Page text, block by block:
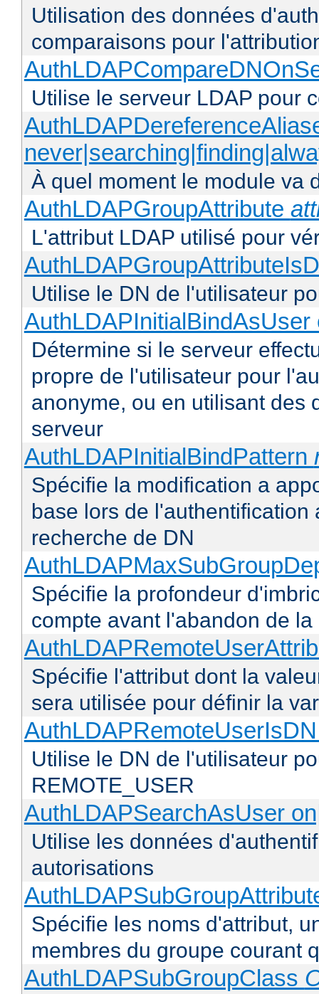
Utilisation des données
comparaisons pour
Utilise le serveur LDAP pour
À quel moment le module va
AuthLDAPGroupAttribute
L'attribut LDAP utilisé pour
Utilise le DN de l'utilisateur
AuthLDAPInitialBindAsUser
Détermine si le serveur
propre de l'utilisateur pour
anonyme, ou en utilisant des
serveur
AuthLDAPInitialBindPattern
Spécifie la modification a
base lors de
recherche de DN
Spécifie la profondeur
compte avant l'abandon de
Spécifie l'attribut dont la
sera utilisée pour définir la
Utilise le DN de l'utilisateur
REMOTE_USER
AuthLDAPSearchAsUser
Utilise les données
autorisations
Spécifie les noms d'attribut,
membres du groupe courant
AuthLDAPSubGroupClass